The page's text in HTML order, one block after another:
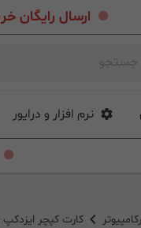
ارسال رایگان خرید بیشتر از ۴ میلیون تومان
نرم افزار و درایور.
کارت کپچر ایزدکپ ezcap 362 Quad CamLink